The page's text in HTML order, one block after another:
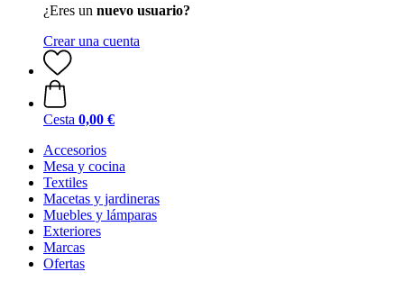
¿Eres un nuevo usuario?
Crear una cuenta
Cesta 0,00 €
Accesorios
Mesa y cocina
Textiles
Macetas y jardineras
Muebles y lámparas
Exteriores
Marcas
Ofertas